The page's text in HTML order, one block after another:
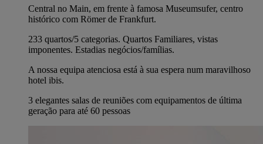
Central no Main, em frente à famosa Museumsufer, centro
histórico com Römer de Frankfurt.
233 quartos/5 categorias. Quartos Familiares, vistas
imponentes. Estadias negócios/famílias.
A nossa equipa atenciosa está à sua espera num maravilhoso
hotel ibis.
3 elegantes salas de reuniões com equipamentos de última
geração para até 60 pessoas